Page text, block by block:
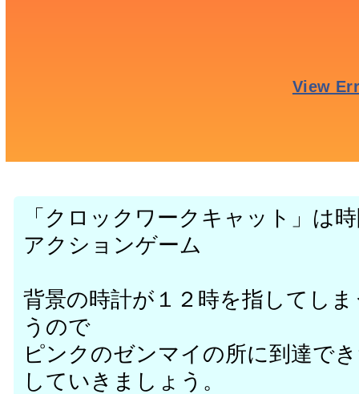
「クロックワークキャット」は
アクションゲーム
背景の時計が１２時を指してし
うので
ピンクのゼンマイの所に到達で
していきましょう。